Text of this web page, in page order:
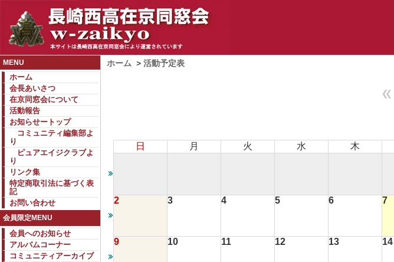
MENU
ホーム
会長あいさつ
在京同窓会について
活動報告
お知らせートップ
コミュニティ編集部よ
り
ピュアエイジクラブよ
り
リンク集
特定商取引法に基づく表
記
お問い合わせ
会員限定MENU
会員へのお知らせ
アルバムコーナー
コミュニティアーカイブ
ホーム > 活動予定表
日 月 火 水 木
2 3 4 5 6 7
9 10 11 12 13 14